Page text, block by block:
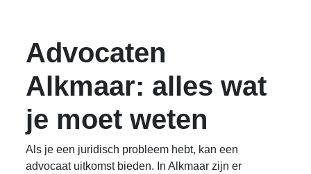
Advocaten
Alkmaar: alles wat
je moet weten
Als je een juridisch probleem hebt, kan een
advocaat uitkomst bieden. In Alkmaar zijn er